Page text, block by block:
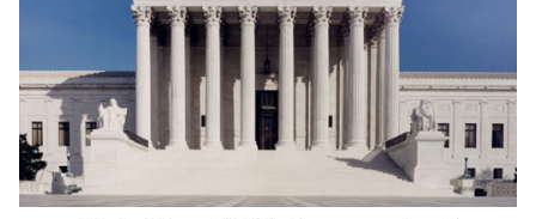
Tư vấn
Lịch phát sóng
Chuyên mục khác
Emagazine